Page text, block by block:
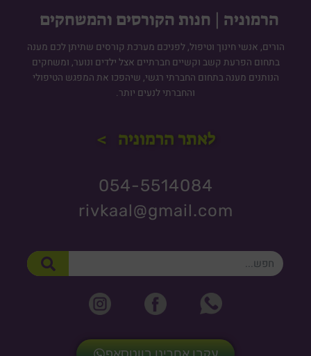
הרמוניה | חנות הקורסים והמשחקים
הורים, אנשי חינוך וטיפול, לפניכם מערכת קורסים שתיתן לכם מענה
בתחום הפרעת קשב וקשיים חברתיים אצל ילדים ונוער, ומשחקים
הנותנים מענה בתחום החברתי רגשי, שיהפכו את המפגש הטיפולי
והחברתי לנעים יותר.
לאתר הרמוניה >
054-5514084
rivkaal@gmail.com
חיפוש